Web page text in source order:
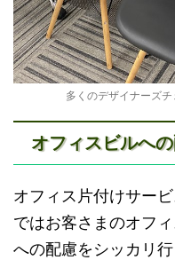
多くのデザイナーズ
オフィスビルへ
オフィス片付けサービ
ではお客さまのオフ
への配慮をシッカリ行